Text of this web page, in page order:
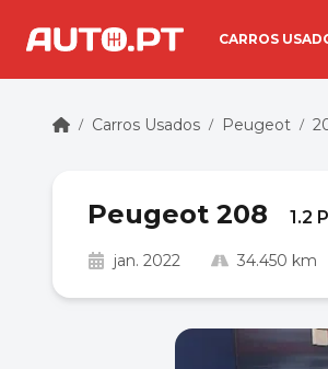
CARROS
/ Carros Usados / Peugeot /
Peugeot 208 1.2
jan. 2022 34.450 km